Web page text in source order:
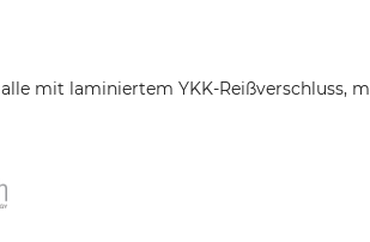
mit laminiertem YKK-Reißverschluss,